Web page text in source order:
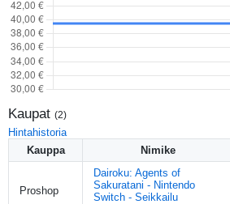
Kaupat (2)
Hintahistoria
Kauppa
Nimike
Proshop
Dairoku: Agents of
Sakuratani - Nintendo
Switch - Seikkailu